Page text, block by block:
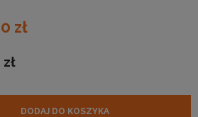
zł
DODAJ DO KOSZYKA